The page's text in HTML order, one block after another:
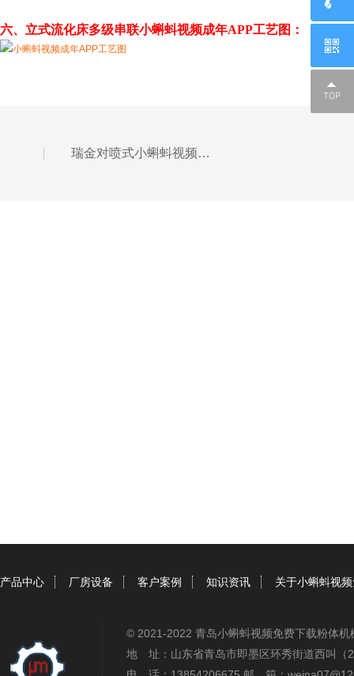
六、 立式流化床多级串联小蝌蚪视频成年APP工艺图：
瑞金对喷式小蝌蚪视频成年APP
产品中心 厂房设备 客户案例 知识资讯 关于小蝌蚪视
© 2021-2022 青岛小蝌蚪视频免费下载粉体
地 址：山东省青岛市即墨区环秀街道西叫（